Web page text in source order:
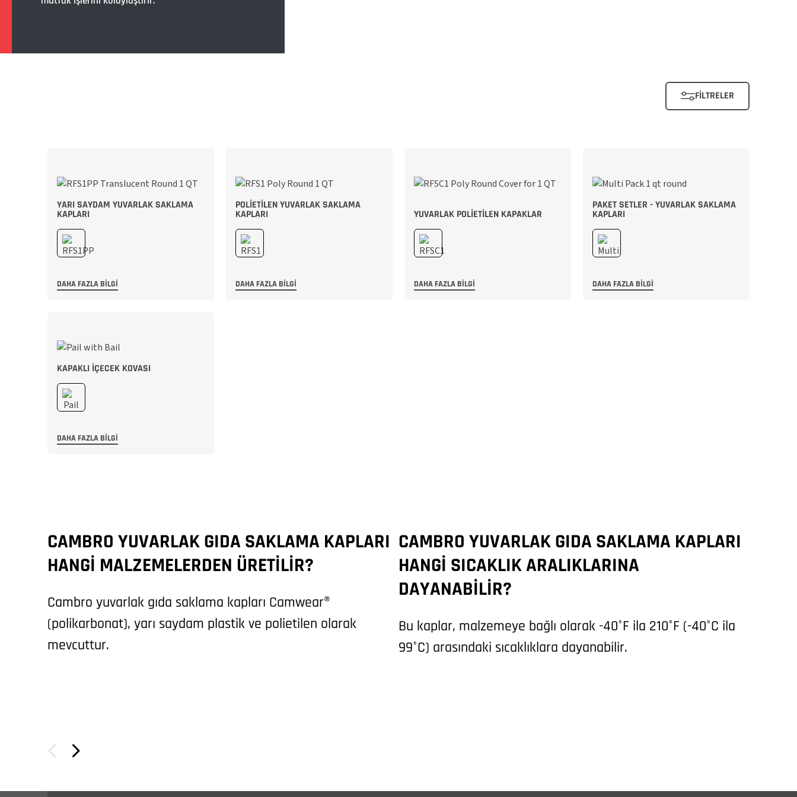
FILTRELER
YARI SAYDAM YUVARLAK SAKLAMA
KAPLARI
DAHA FAZLA BILGI
POLIETILEN YUVARLAK SAKLAMA
KAPLARI
DAHA FAZLA BILGI
YUVARLAK POLIETILEN KAPAKLAR
DAHA FAZLA BILGI
PAKET SETLER - YUVARLAK SAKLAMA
KAPLARI
DAHA FAZLA BILGI
KAPAKLI İÇECEK KOVASI
DAHA FAZLA BILGI
CAMBRO YUVARLAK GIDA SAKLAMA KAPLARI
HANGI MALZEMELERDEN ÜRETILIR?
Cambro yuvarlak gıda saklama kapları Camwear®
(polikarbonat), yarı saydam plastik ve polietilen olarak
mevcuttur.
CAMBRO YUVARLAK GIDA SAKLAMA KAPLARI
HANGI SICAKLIK ARALIKLARINA
DAYANABILIR?
Bu kaplar, malzemeye bağlı olarak -40°F ila 210°F (-40°C ila
99°C) arasındaki sıcaklıklara dayanabilir.